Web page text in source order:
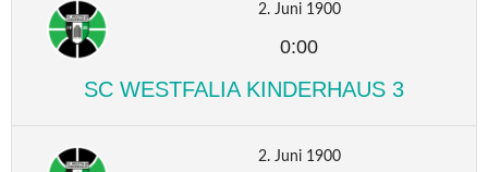
2. Juni 1900
0:00
SC WESTFALIA KINDERHAUS 3
2. Juni 1900